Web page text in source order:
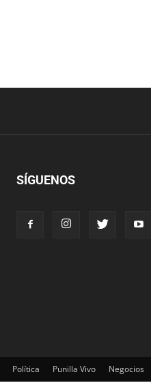
SÍGUENOS
Política Punilla Vivo Negocios